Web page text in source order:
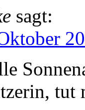
sagt:
tut